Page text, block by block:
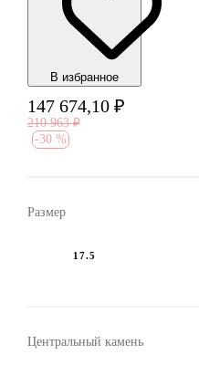
В избранноe
147 674,10 ₽
210 963 ₽
-30 %
Размер
17.5
Центральный камень